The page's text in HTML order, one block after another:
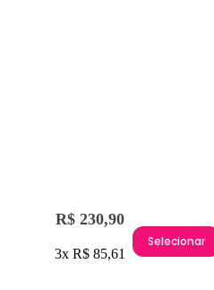
R$ 230,90
3x R$ 85,61
Selecionar